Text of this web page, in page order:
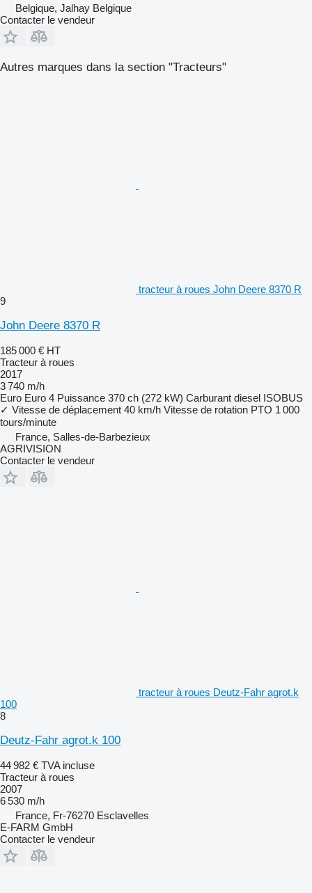
Belgique, Jalhay Belgique
Contacter le vendeur
Autres marques dans la section "Tracteurs"
tracteur à roues John Deere 8370 R
9
John Deere 8370 R
185 000 € HT
Tracteur à roues
2017
3 740 m/h
Euro Euro 4 Puissance 370 ch (272 kW) Carburant diesel ISOBUS
✓ Vitesse de déplacement 40 km/h Vitesse de rotation PTO 1 000
tours/minute
France, Salles-de-Barbezieux
AGRIVISION
Contacter le vendeur
tracteur à roues Deutz-Fahr agrot.k
100
8
Deutz-Fahr agrot.k 100
44 982 € TVA incluse
Tracteur à roues
2007
6 530 m/h
France, Fr-76270 Esclavelles
E-FARM GmbH
Contacter le vendeur